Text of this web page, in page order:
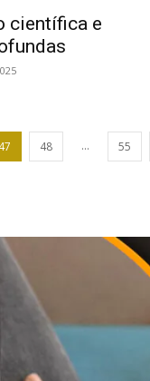
científica e
47 48 ... 55